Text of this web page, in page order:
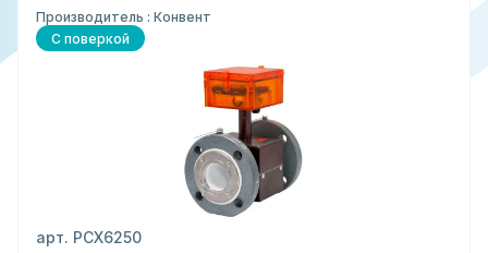
Производитель : Конвент
С поверкой
арт. РСХ6250